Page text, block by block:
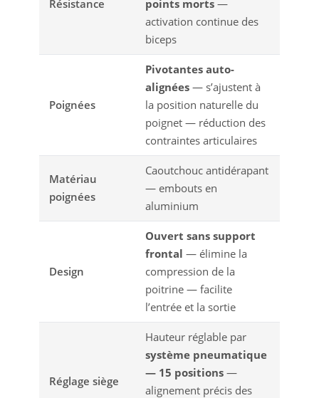
Résistance
points morts —
activation continue des
biceps
Poignées
Pivotantes auto-
alignées — s’ajustent à
la position naturelle du
poignet — réduction des
contraintes articulaires
Matériau
poignées
Caoutchouc antidérapant
— embouts en
aluminium
Design
Ouvert sans support
frontal — élimine la
compression de la
poitrine — facilite
l’entrée et la sortie
Réglage siège
Hauteur réglable par
système pneumatique
— 15 positions —
alignement précis des